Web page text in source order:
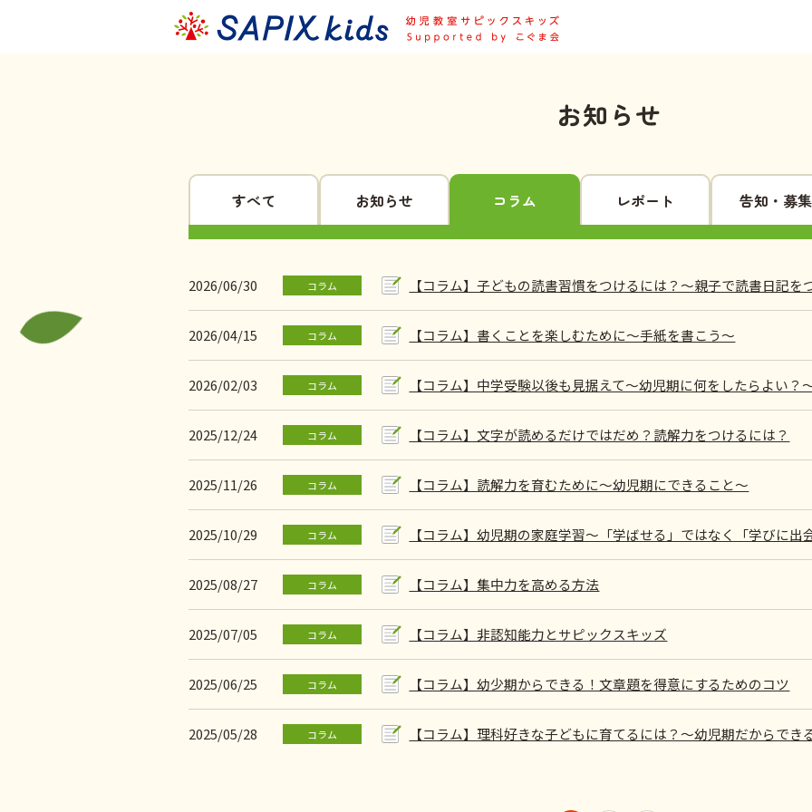
お知らせ
すべて お知らせ コラム レポート 告知・募集
2026/06/30 コラム 【コラム】子どもの読書習慣をつけるには？～親子で読書日記を
2026/04/15 コラム 【コラム】書くことを楽しむために～手紙を書こう～
2026/02/03 コラム 【コラム】中学受験以後も見据えて～幼児期に何をしたらよい？
2025/12/24 コラム 【コラム】文字が読めるだけではだめ？読解力をつけるには？
2025/11/26 コラム 【コラム】読解力を育むために～幼児期にできること～
2025/10/29 コラム 【コラム】幼児期の家庭学習～「学ばせる」ではなく「学びに出
2025/08/27 コラム 【コラム】集中力を高める方法
2025/07/05 コラム 【コラム】非認知能力とサピックスキッズ
2025/06/25 コラム 【コラム】幼少期からできる！文章題を得意にするためのコツ
2025/05/28 コラム 【コラム】理科好きな子どもに育てるには？～幼児期だからでき